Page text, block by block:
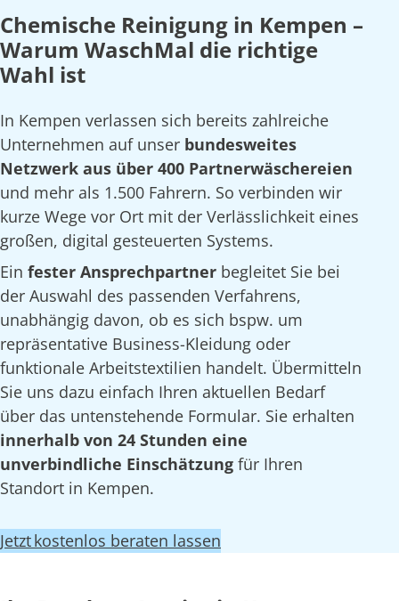
Chemische Reinigung in Kempen –
Warum WaschMal die richtige
Wahl ist
In Kempen verlassen sich bereits zahlreiche
Unternehmen auf unser bundesweites
Netzwerk aus über 400 Partnerwäschereien
und mehr als 1.500 Fahrern. So verbinden wir
kurze Wege vor Ort mit der Verlässlichkeit eines
großen, digital gesteuerten Systems.
Ein fester Ansprechpartner begleitet Sie bei
der Auswahl des passenden Verfahrens,
unabhängig davon, ob es sich bspw. um
repräsentative Business-Kleidung oder
funktionale Arbeitstextilien handelt. Übermitteln
Sie uns dazu einfach Ihren aktuellen Bedarf
über das untenstehende Formular. Sie erhalten
innerhalb von 24 Stunden eine
unverbindliche Einschätzung für Ihren
Standort in Kempen.
Jetzt kostenlos beraten lassen